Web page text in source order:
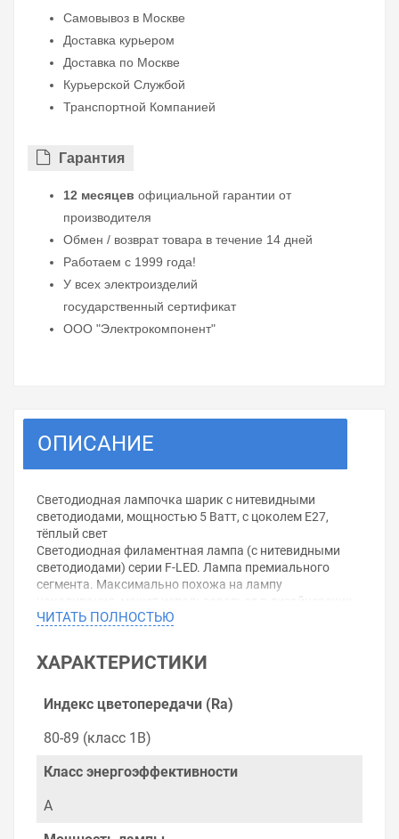
Самовывоз в Москве
Доставка курьером
Доставка по Москве
Курьерской Службой
Транспортной Компанией
Гарантия
12 месяцев официальной гарантии от
производителя
Обмен / возврат товара в течение 14 дней
Работаем с 1999 года!
У всех электроизделий
государственный сертификат
ООО "Электрокомпонент"
ОПИСАНИЕ
Светодиодная лампочка шарик с нитевидными
светодиодами, мощностью 5 Ватт, с цоколем E27,
тёплый свет
Светодиодная филаментная лампа (с нитевидными
светодиодами) серии F-LED. Лампа премиального
сегмента. Максимально похожа на лампу
накаливания, может использоваться в дизайнерских
интерьерах. Угол рассеивания светового потока 360
Характеристики:Мощность: 5 Вт (эквивалент
мощности 55 Вт)
Световой поток: 545 Лм
Цоколь: E27
Высота: 105 мм
ЧИТАТЬ ПОЛНОСТЬЮ
ХАРАКТЕРИСТИКИ
Индекс цветопередачи (Ra)
80-89 (класс 1В)
Класс энергоэффективности
A